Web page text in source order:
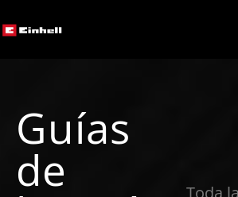
Guías
de Toda